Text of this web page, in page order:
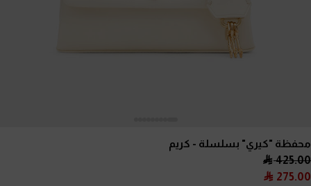
محفظة "كيري" بسلسلة - كريم
425.00
275.00